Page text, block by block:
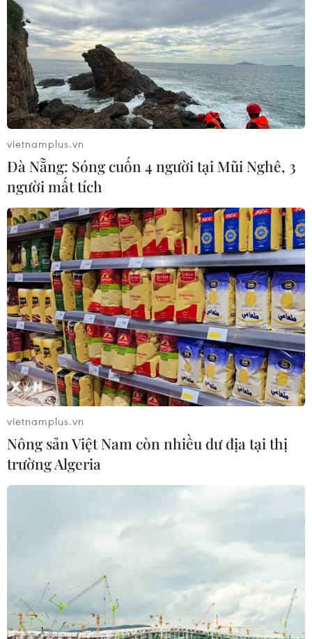
vietnamplus.vn
Đà Nẵng: Sóng cuốn 4 người tại Mũi Nghê, 3
người mất tích
vietnamplus.vn
Nông sản Việt Nam còn nhiều dư địa tại thị
trường Algeria